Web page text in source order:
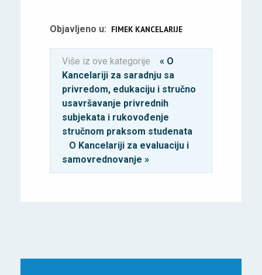
Objavljeno u: FIMEK KANCELARIJE
Više iz ove kategorije
« O
Kancelariji za saradnju sa
privredom, edukaciju i stručno
usavršavanje privrednih
subjekata i rukovođenje
stručnom praksom studenata
O Kancelariji za evaluaciju i
samovrednovanje »